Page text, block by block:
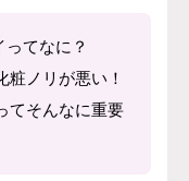
てなに？
粧ノリが悪い！
てそんなに重要